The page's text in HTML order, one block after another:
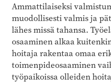
Ammattilaiseksi
muodollisesti valmis ja
lähes missä tahansa.
osaaminen alkaa
hoitaja rakentaa omaa
toimenpideosaaminen
työpaikoissa olleiden